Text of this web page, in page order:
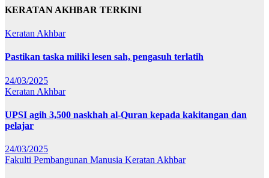
KERATAN AKHBAR TERKINI
Keratan Akhbar
Pastikan taska miliki lesen sah, pengasuh terlatih
24/03/2025
Keratan Akhbar
UPSI agih 3,500 naskhah al-Quran kepada kakitangan dan
pelajar
24/03/2025
Fakulti Pembangunan Manusia Keratan Akhbar